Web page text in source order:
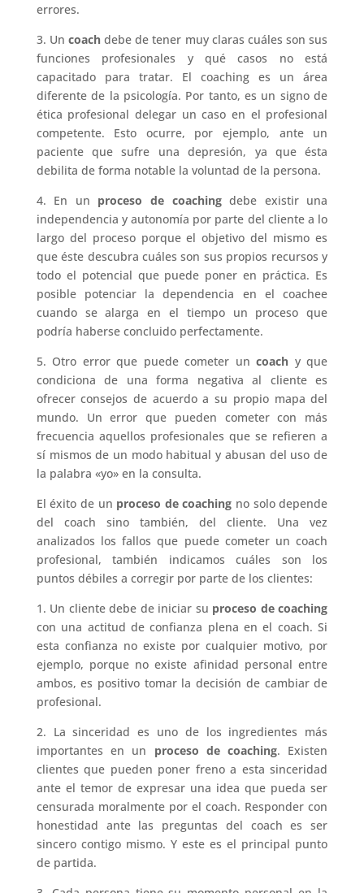
errores.
3. Uncoach debe de tener muy claras cuáles son sus
funciones profesionales y qué casos no está
capacitado para tratar. El coaching es un área
diferente de la psicología. Por tanto, es un signo de
ética profesional delegar un caso en el profesional
competente. Esto ocurre, por ejemplo, ante un
paciente que sufre una depresión, ya que ésta
debilita de forma notable la voluntad de la persona.
4. En un proceso de coachingdebe existir una
independencia y autonomía por parte del cliente a lo
largo del proceso porque el objetivo del mismo es
que éste descubra cuáles son sus propios recursos y
todo el potencial que puede poner en práctica. Es
posible potenciar la dependencia en el coachee
cuando se alarga en el tiempo un proceso que
podría haberse concluido perfectamente.
5. Otro error que puede cometer uncoach y que
condiciona de una forma negativa al cliente es
ofrecer consejos de acuerdo a su propio mapa del
mundo. Un error que pueden cometer con más
frecuencia aquellos profesionales que se refieren a
sí mismos de un modo habitual y abusan del uso de
la palabra «yo» en la consulta.
El éxito de un proceso de coaching no solo depende
del coach sino también, del cliente. Una vez
analizados los fallos que puede cometer un coach
profesional, también indicamos cuáles son los
puntos débiles a corregir por parte de los clientes:
1. Un cliente debe de iniciar su proceso de coaching
con una actitud de confianza plena en el coach. Si
esta confianza no existe por cualquier motivo, por
ejemplo, porque no existe afinidad personal entre
ambos, es positivo tomar la decisión de cambiar de
profesional.
2. La sinceridad es uno de los ingredientes más
importantes en un proceso de coaching. Existen
clientes que pueden poner freno a esta sinceridad
ante el temor de expresar una idea que pueda ser
censurada moralmente por el coach. Responder con
honestidad ante las preguntas del coach es ser
sincero contigo mismo. Y este es el principal punto
de partida.